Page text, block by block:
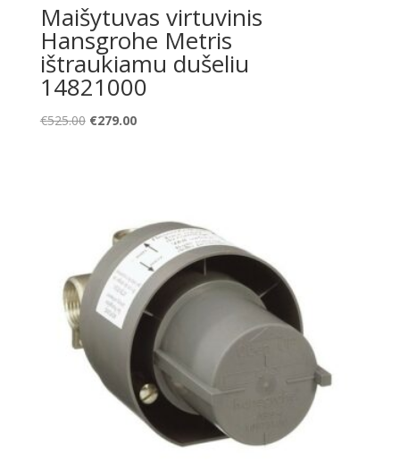
Maišytuvas virtuvinis
Hansgrohe Metris
ištraukiamu dušeliu
14821000
€525.00 Original
€279.00Current